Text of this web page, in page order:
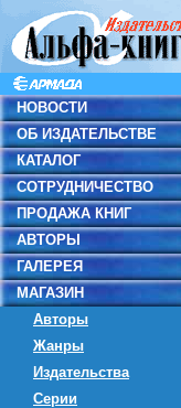
НОВОСТИ
ОБ ИЗДАТЕЛЬСТВЕ
КАТАЛОГ
СОТРУДНИЧЕСТВО
ПРОДАЖА КНИГ
АВТОРЫ
ГАЛЕРЕЯ
МАГАЗИН
Авторы
Жанры
Издательства
Серии